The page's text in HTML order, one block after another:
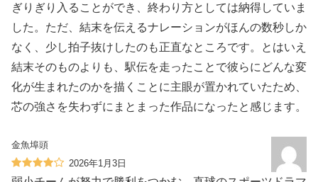
ぎりぎり入ることができ、終わり方としては納得していま
した。ただ、結末を伝えるナレーションがほんの数秒しか
なく、少し拍子抜けしたのも正直なところです。とはいえ
結末そのものよりも、駅伝を走ったことで彼らにどんな変
化が生まれたのかを描くことに主眼が置かれていたため、
芯の強さを失わずにまとまった作品になったと感じます。
金魚埠頭
2026年1月3日